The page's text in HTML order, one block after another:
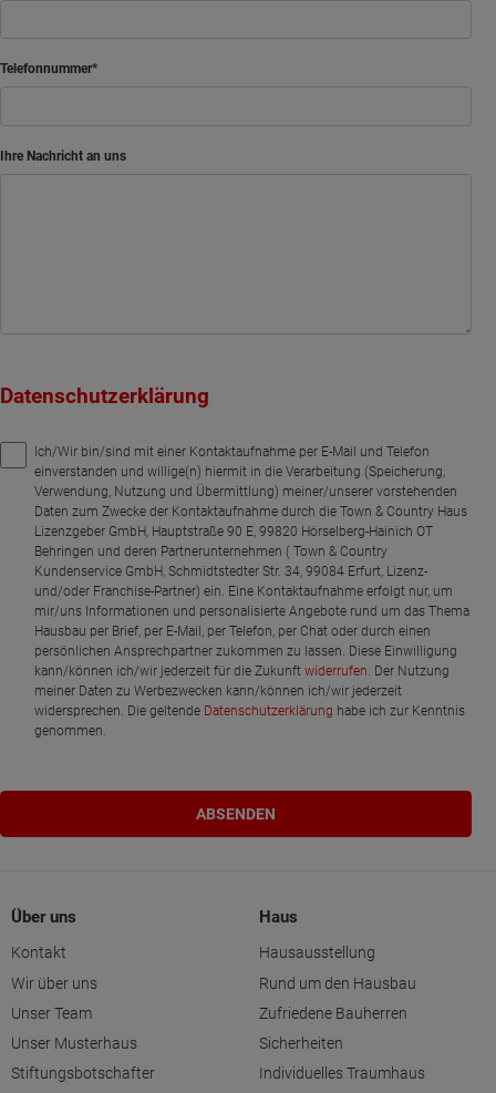
Telefonnummer
Ihre Nachricht an uns
Datenschutzerklärung
Ich/Wir bin/sind mit einer Kontaktaufnahme per E-Mail und Telefon
einverstanden und willige(n) hiermit in die Verarbeitung (Speicherung,
Verwendung, Nutzung und Übermittlung) meiner/unserer vorstehenden
Daten zum Zwecke der Kontaktaufnahme durch die Town & Country Haus
Lizenzgeber GmbH, Hauptstraße 90 E, 99820 Hörselberg-Hainich OT
Behringen und deren Partnerunternehmen ( Town & Country
Kundenservice GmbH, Schmidtstedter Str. 34, 99084 Erfurt, Lizenz-
und/oder Franchise-Partner) ein. Eine Kontaktaufnahme erfolgt nur, um
mir/uns Informationen und personalisierte Angebote rund um das Thema
Hausbau per Brief, per E-Mail, per Telefon, per Chat oder durch einen
persönlichen Ansprechpartner zukommen zu lassen. Diese Einwilligung
kann/können ich/wir jederzeit für die Zukunftwiderrufen. Der Nutzung
meiner Daten zu Werbezwecken kann/können ich/wir jederzeit
widersprechen. Die geltende Datenschutzerklärung habe ich zur Kenntnis
genommen.
Über uns
Kontakt
Wir über uns
Unser Team
Unser Musterhaus
Stiftungsbotschafter
Haus
Hausausstellung
Rund um den Hausbau
Zufriedene Bauherren
Sicherheiten
Individuelles Traumhaus